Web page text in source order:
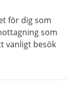
för dig som
som
vanligt besök